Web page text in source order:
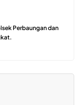
Perbaungan dan